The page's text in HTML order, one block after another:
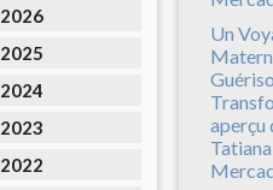
2026
2025
2024
2023
2022
Un
aperçu